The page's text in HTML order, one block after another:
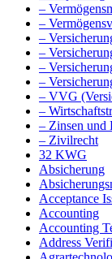
–
–
–
–
–
–
– VVG
–
– Zinsen und
– Zivilrecht
32 KWG
Absicherung
Acceptance
Accounting
Accounting
Address